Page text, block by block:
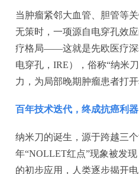
当肿瘤紧邻大血管、胆管等
无策时，一项源自电穿孔效
疗格局——这就是先欧医疗深
电穿孔，IRE），俗称“纳米
力，为局部晚期肿瘤患者打开
百年技术迭代，终成抗癌利器
纳米刀的诞生，源于跨越三
年“NOLLET红点”现象被发
的初步应用，人类逐步揭开